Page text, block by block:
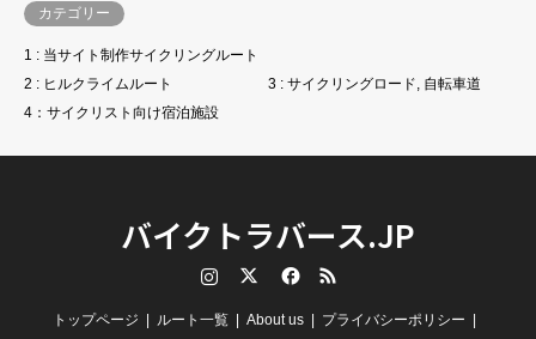
カテゴリー
1 : 当サイト制作サイクリングルート
2 : ヒルクライムルート
3 : サイクリングロード, 自転車道
4：サイクリスト向け宿泊施設
バイクトラバース.JP
RSS
トップページ ルート一覧 About us プライバシーポリシー